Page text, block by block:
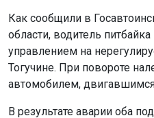
Как сообщили в
области, водитель
управлением на
Тогучине. При повороте
автомобилем,
В результате аварии оба